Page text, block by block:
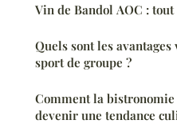
Vin de Bandol AOC :
Quels sont les
sport de groupe ?
Comment la
devenir une tendance